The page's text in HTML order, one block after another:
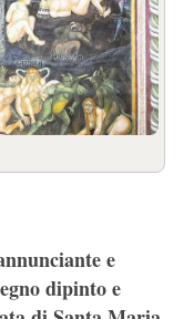
e
dipinto e